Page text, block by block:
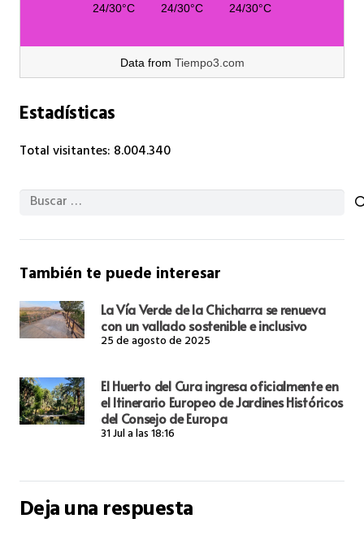
24/30°C 24/30°C 24/30°C
Data from Tiempo3.com
Estadísticas
Total visitantes: 8.004.340
Buscar:
También te puede interesar
La Vía Verde de la Chicharra se renueva
con un vallado sostenible e inclusivo
25 de agosto de 2025
El Huerto del Cura ingresa oficialmente en
el Itinerario Europeo de Jardines Históricos
del Consejo de Europa
31 Jul a las 18:16
Deja una respuesta